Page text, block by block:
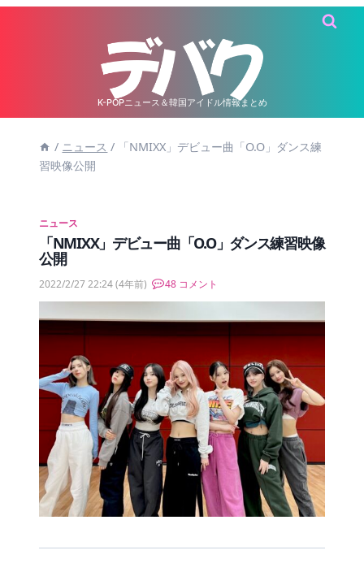
K-POPニュース＆韓国アイドル情報まとめ
/ ニュース /
「NMIXX」デビュー曲「O.O」ダンス練
習映像公開
ニュース
「NMIXX」デビュー曲「O.O」ダンス練習映像
公開
2022/2/27 22:24(4年前) 48 コメント